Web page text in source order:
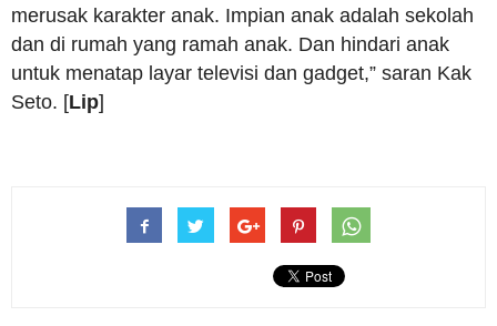
merusak karakter anak. Impian anak adalah sekolah
dan di rumah yang ramah anak. Dan hindari anak
untuk menatap layar televisi dan gadget,” saran Kak
Seto. [Lip]